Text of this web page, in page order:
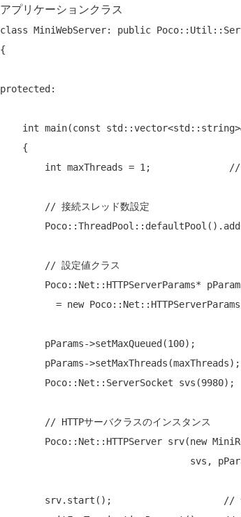
アプリケーションクラス
class MiniWebServer: public
{
protected :
int main(const
int maxThreads = 1; //
// 接続スレッド数設定
// 設定値クラス
          =
new
pParams-
Poco::Net::ServerSocket
// HTTPサーバクラスのインスタンス
        Poco::Net::HTTPServer srv(
new
        srv.start();
//